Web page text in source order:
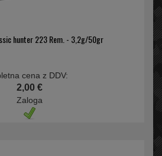
hunter 223 Rem. - 3,2g/50gr
cena z DDV:
2,00 €
Zaloga